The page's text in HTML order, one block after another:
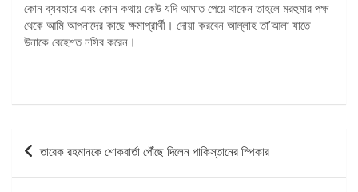
কোন ব্যবহারে এবং কোন কথায় কেউ যদি আঘাত পেয়ে থাকেন তাহলে মরহুমার পক্ষ
থেকে আমি আপনাদের কাছে ক্ষমাপ্রার্থী। দোয়া করবেন আল্লাহ তা’আলা যাতে
উনাকে বেহেশত নসিব করেন।
পোস্ট
তারেক রহমানকে শোকবার্তা পৌঁছে দিলেন পাকিস্তানের স্পিকার